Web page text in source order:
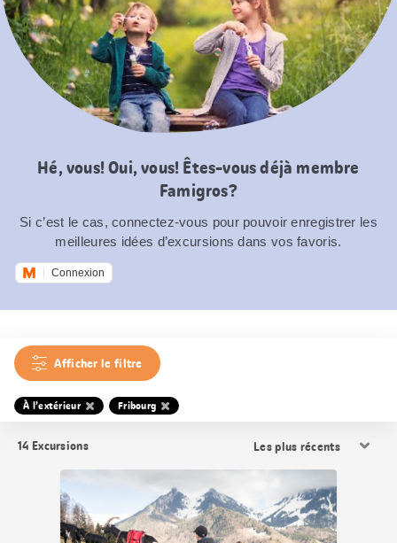
Hé, vous! Oui, vous! Êtes-vous déjà membre
Famigros?
Si c’est le cas, connectez-vous pour pouvoir enregistrer les
meilleures idées d’excursions dans vos favoris.
Connexion
Afficher le filtre
À l’extérieur Fribourg
14 Excursions
les
résultats